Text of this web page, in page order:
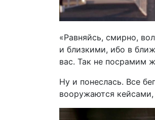
«Равняйсь, смирно,
и близкими, ибо в
вас. Так не посрамим
Ну и понеслась. Все
вооружаются кейсами,